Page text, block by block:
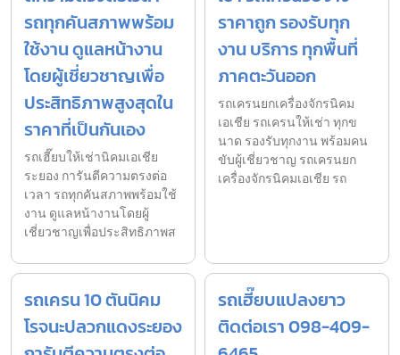
รถทุกคันสภาพพร้อม
ใช้งาน ดูแลหน้างาน
โดยผู้เชี่ยวชาญเพื่อ
ประสิทธิภาพสูงสุดใน
ราคาที่เป็นกันเอง
รถเฮี๊ยบให้เช่านิคมเอเชีย
ระยอง การันตีความตรงต่อ
เวลา รถทุกคันสภาพพร้อมใช้
งาน ดูแลหน้างานโดยผู้
เชี่ยวชาญเพื่อประสิทธิภาพส
ราคาถูก รองรับทุก
งาน บริการ ทุกพื้นที่
ภาคตะวันออก
รถเครนยกเครื่องจักรนิคม
เอเชีย รถเครนให้เช่า ทุกข
นาด รองรับทุกงาน พร้อมคน
ขับผู้เชี่ยวชาญ รถเครนยก
เครื่องจักรนิคมเอเชีย รถ
รถเครน 10 ตันนิคม
โรจนะปลวกแดงระยอง
รถเฮี๊ยบแปลงยาว
ติดต่อเรา 098-409-